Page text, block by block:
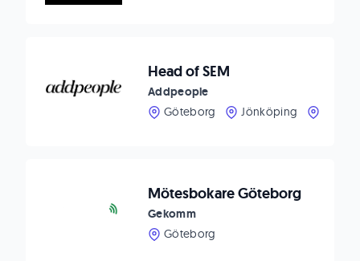
Head of SEM
Addpeople
Göteborg
Jönköping
Mötesbokare Göteborg
Gekomm
Göteborg